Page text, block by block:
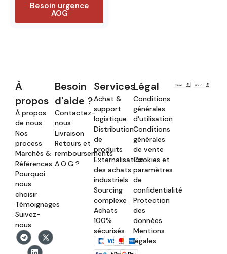
Besoin urgence
AOG
À
propos
À propos
de nous
Nos
process
Marchés &
Références
Pourquoi
nous
choisir
Témoignages
Suivez-
nous
Besoin
d'aide ?
Contactez-
nous
Livraison
Retours et
remboursements
A.O.G ?
Services
Achat &
support
logistique
Distribution
de
produits
Externalisation
des achats
industriels
Sourcing
complexe
Achats
100%
sécurisés
Légal
Conditions
générales
d'utilisation
Conditions
générales
de vente
Cookies et
paramètres
de
confidentialité
Protection
des
données
Mentions
légales